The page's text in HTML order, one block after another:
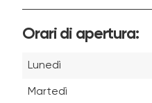
Orari di apertura:
Lunedì
Martedì